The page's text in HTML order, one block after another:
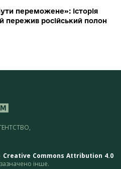
переможене»: історія
пережив російський полон
Creative Commons Attribution 4.0
інше.